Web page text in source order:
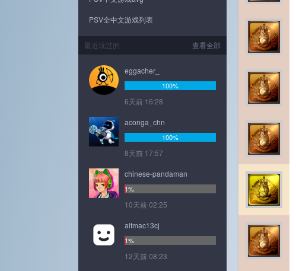
PSV全中文游戏列表
查看全部
最近玩过的
eggacher_
100%
6天前 16:28
aconga_chn
100%
8天前 17:57
chinese-pandaman
1%
10天前 02:25
aitmac13cj
1%
12天前 08:23